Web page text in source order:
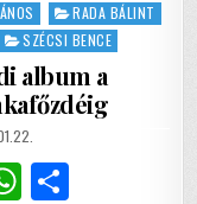
RADA BÁLINT
SZÉCSI BENCE
album a
W